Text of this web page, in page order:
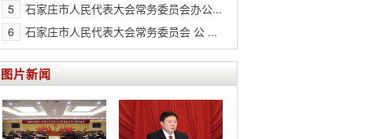
5
石家庄市人民代表大会常务委员会办公...
6
石家庄市人民代表大会常务委员会 公 ...
图片新闻